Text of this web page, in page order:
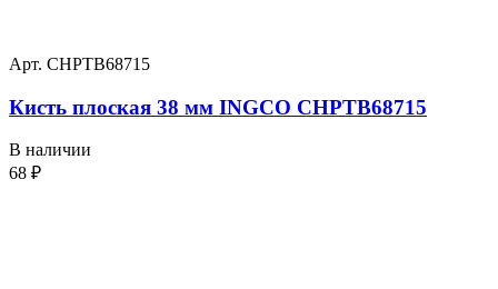
Арт. CHPTB68715
Кисть плоская 38 мм INGCO CHPTB68715
В наличии
68 ₽